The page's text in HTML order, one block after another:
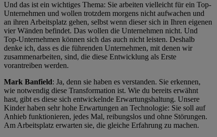
Und das ist ein wichtiges Thema: Sie arbeiten vielleicht für ein Top-
Unternehmen und wollen trotzdem morgens nicht aufwachen und
an ihren Arbeitsplatz gehen, selbst wenn dieser sich in Ihren eigenen
vier Wänden befindet. Das wollen die Unternehmen nicht. Und
Top-Unternehmen können sich das auch nicht leisten. Deshalb
denke ich, dass es die führenden Unternehmen, mit denen wir
zusammenarbeiten, sind, die diese Entwicklung als Erste
vorantreiben werden.
Mark Banfield: Ja, denn sie haben es verstanden. Sie erkennen,
wie notwendig diese Transformation ist. Wie du bereits erwähnt
hast, gibt es diese sich entwickelnde Erwartungshaltung. Unsere
Kinder haben sehr hohe Erwartungen an Technologie: Sie soll auf
Anhieb funktionieren, jedes Mal, reibungslos und ohne Störungen.
Am Arbeitsplatz erwarten sie, die gleiche Erfahrung zu machen.